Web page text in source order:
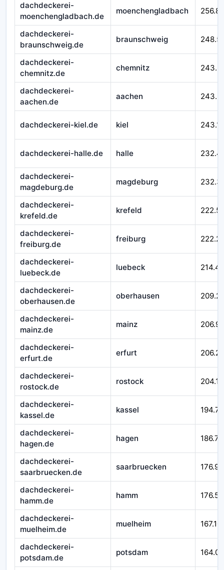
dachdeckerei-
moenchengladbach.de
moenchengladbach
dachdeckerei-
braunschweig.de
braunschweig
dachdeckerei-
chemnitz.de
chemnitz
dachdeckerei-
aachen.de
aachen
dachdeckerei-kiel.de kiel
dachdeckerei-halle.de halle
dachdeckerei-
magdeburg.de
magdeburg
dachdeckerei-
krefeld.de
krefeld
dachdeckerei-
freiburg.de
freiburg
dachdeckerei-
luebeck.de
luebeck
dachdeckerei-
oberhausen.de
oberhausen
dachdeckerei-
mainz.de
mainz
dachdeckerei-
erfurt.de
erfurt
dachdeckerei-
rostock.de
rostock
dachdeckerei-
kassel.de
kassel
dachdeckerei-
hagen.de
hagen
dachdeckerei-
saarbruecken.de
saarbruecken
dachdeckerei-
hamm.de
hamm
dachdeckerei-
muelheim.de
muelheim
dachdeckerei-
potsdam.de
potsdam